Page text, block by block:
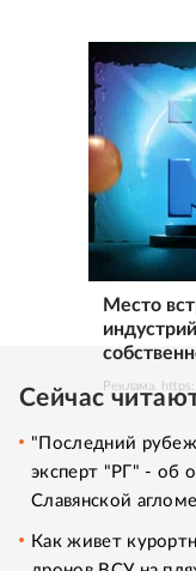
Место
Реклама.
Сейчас
"Последний
эксперт "РГ" - об
Славянской
Как живет